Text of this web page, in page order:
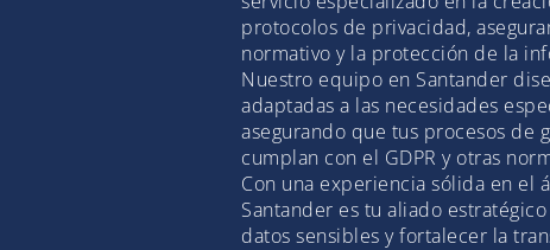
protocolos de privacidad,
normativo y la protección de la
Nuestro equipo en Santander
adaptadas a las necesidades
asegurando que tus procesos de
cumplan con el GDPR y otras
Con una experiencia sólida en el
Santander es tu aliado
datos sensibles y fortalecer la